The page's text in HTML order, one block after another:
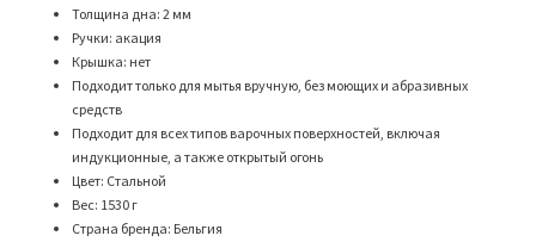
Толщина дна: 2 мм
Ручки: акация
Крышка: нет
Подходит только для мытья вручную, без моющих и абразивных
средств
Подходит для всех типов варочных поверхностей, включая
индукционные, а также открытый огонь
Цвет: Стальной
Вес: 1530 г
Страна бренда: Бельгия